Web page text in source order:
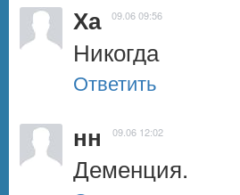
Ха 09.06 09:56
Никогда
Ответить
нн 09.06 12:02
Деменция.